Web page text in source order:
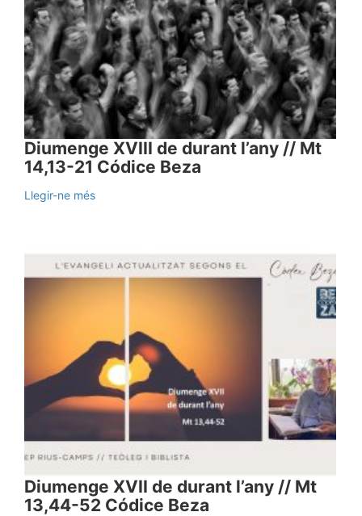
Diumenge XVIII de durant l’any // Mt
14,13-21 Códice Beza
Llegir-ne més
Diumenge XVII de durant l’any // Mt
13,44-52 Códice Beza